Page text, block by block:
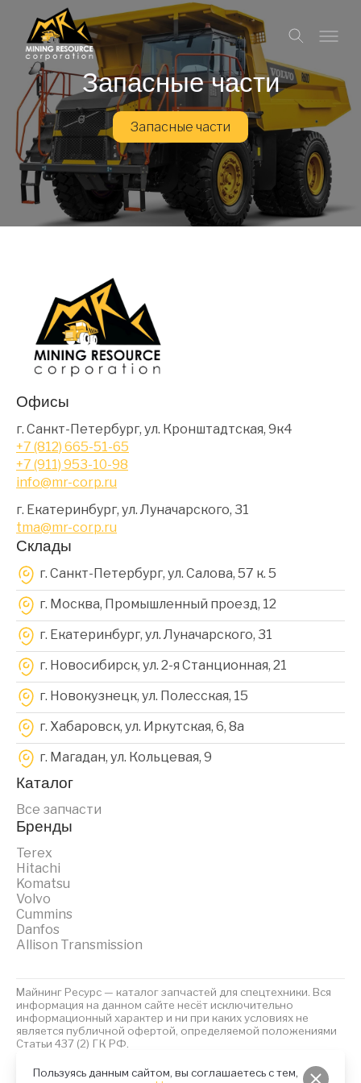
Пользуясь данным сайтом, вы соглашаетесь с тем,
Запасные части
Запасные части
Офисы
г. Санкт-Петербург, ул. Кронштадтская, 9к4
+7 (812) 665-51-65
+7 (911) 953-10-98
info@mr-corp.ru
г. Екатеринбург, ул. Луначарского, 31
tma@mr-corp.ru
Склады
г. Санкт-Петербург, ул. Салова, 57 к. 5
г. Москва, Промышленный проезд, 12
г. Екатеринбург, ул. Луначарского, 31
г. Новосибирск, ул. 2-я Станционная, 21
г. Новокузнецк, ул. Полесская, 15
г. Хабаровск, ул. Иркутская, 6, 8a
г. Магадан, ул. Кольцевая, 9
Каталог
Все запчасти
Бренды
Terex
Hitachi
Komatsu
Volvo
Cummins
Danfos
Allison Transmission
Майнинг Ресурс — каталог запчастей для спецтехники. Вся
информация на данном сайте несёт исключительно
информационный характер и ни при каких условиях не
является публичной офертой, определяемой положениями
Статьи 437 (2) ГК РФ.
Политика обработки персональных данныхФайлы Cookies